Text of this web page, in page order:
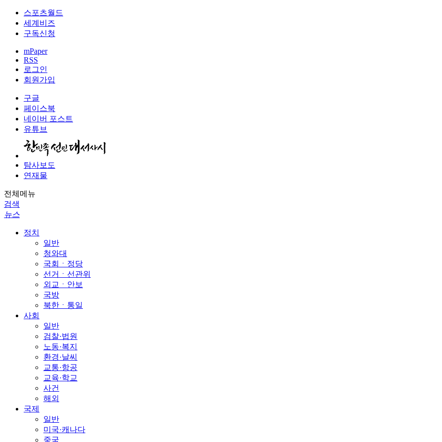
스포츠월드
세계비즈
구독신청
mPaper
RSS
로그인
회원가입
구글
페이스북
네이버 포스트
유튜브
탐사보도
연재물
전체메뉴
검색
뉴스
정치
일반
청와대
국회ㆍ정당
선거ㆍ선관위
외교ㆍ안보
국방
북한ㆍ통일
사회
일반
검찰·법원
노동·복지
환경·날씨
교통·항공
교육·학교
사건
해외
국제
일반
미국·캐나다
중국